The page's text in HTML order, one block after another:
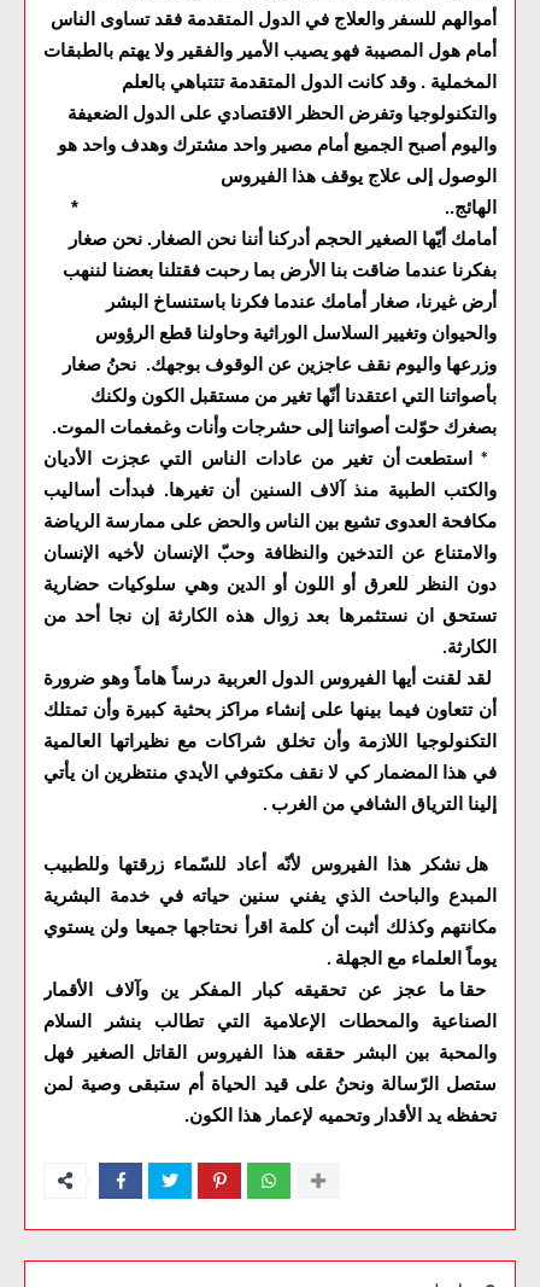
أموالهم للسفر والعلاج في الدول المتقدمة فقد تساوى الناس
أمام هول المصيبة فهو يصيب الأمير والفقير ولا يهتم بالطبقات
المخملية . وقد كانت الدول المتقدمة تتتباهي بالعلم
والتكنولوجيا وتفرض الحظر الاقتصادي على الدول الضعيفة
واليوم أصبح الجميع أمام مصير واحد مشترك وهدف واحد هو
الوصول إلى علاج يوقف هذا الفيروس
الهائج.. *
أمامك أيّها الصغير الحجم أدركنا أننا نحن الصغار. نحن صغار
بفكرنا عندما ضاقت بنا الأرض بما رحبت فقتلنا بعضنا لننهب
أرض غيرنا، صغار أمامك عندما فكرنا باستنساخ البشر
والحيوان وتغيير السلاسل الوراثية وحاولنا قطع الرؤوس
وزرعها واليوم نقف عاجزين عن الوقوف بوجهك. نحنُ صغار
بأصواتنا التي اعتقدنا أنّها تغير من مستقبل الكون ولكنك
بصغرك حوّلت أصواتنا إلى حشرجات وأنات وغمغمات الموت.
* استطعت أن تغير من عادات الناس التي عجزت الأديان
والكتب الطبية منذ آلاف السنين أن تغيرها. فبدأت أساليب
مكافحة العدوى تشيع بين الناس والحض على ممارسة الرياضة
والامتناع عن التدخين والنظافة وحبّ الإنسان لأخيه الإنسان
دون النظر للعرق أو اللون أو الدين وهي سلوكيات حضارية
تستحق ان نستثمرها بعد زوال هذه الكارثة إن نجا أحد من
الكارثة.
لقد لقنت أيها الفيروس الدول العربية درساً هاماً وهو ضرورة
أن تتعاون فيما بينها على إنشاء مراكز بحثية كبيرة وأن تمتلك
التكنولوجيا اللازمة وأن تخلق شراكات مع نظيراتها العالمية
في هذا المضمار كي لا نقف مكتوفي الأيدي منتظرين ان يأتي
إلينا الترياق الشافي من الغرب .
هل نشكر هذا الفيروس لأنّه أعاد للسّماء زرقتها وللطبيب
المبدع والباحث الذي يفني سنين حياته في خدمة البشرية
مكانتهم وكذلك أثبت أن كلمة اقرأ نحتاجها جميعا ولن يستوي
يوماً العلماء مع الجهلة .
حقا ما عجز عن تحقيقه كبار المفكر ين وآلاف الأقمار
الصناعية والمحطات الإعلامية التي تطالب بنشر السلام
والمحبة بين البشر حققه هذا الفيروس القاتل الصغير فهل
ستصل الرّسالة ونحنُ على قيد الحياة أم ستبقى وصية لمن
تحفظه يد الأقدار وتحميه لإعمار هذا الكون.